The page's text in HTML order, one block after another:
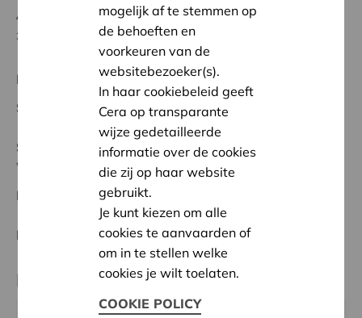
Ambitie:
Een solidaire, respectvolle samenleving
zonder drempels
Regionaal Project
Startdatum:
07/10/2025
Status:
In behandeling
Waasland
Datum:
07/10/2025
Beslissing: Goedgekeurd
Partner
mogelijk af te stemmen op
de behoeften en
voorkeuren van de
websitebezoeker(s).
In haar cookiebeleid geeft
Cera op transparante
wijze gedetailleerde
informatie over de cookies
die zij op haar website
gebruikt.
Je kunt kiezen om alle
cookies te aanvaarden of
om in te stellen welke
cookies je wilt toelaten.
COOKIE POLICY